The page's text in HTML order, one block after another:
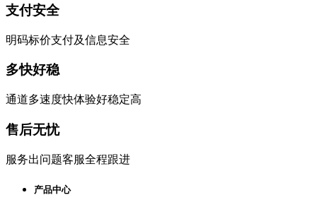
支付安全
明码标价支付及信息安全
多快好稳
通道多速度快体验好稳定高
售后无忧
服务出问题客服全程跟进
产品中心